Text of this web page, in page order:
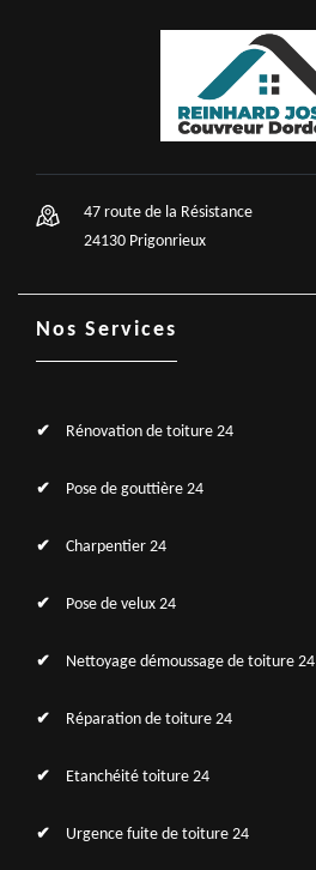
47 route de la Résistance
24130 Prigonrieux
Nos Services
Rénovation de toiture 24
Pose de gouttière 24
Charpentier 24
Pose de velux 24
Nettoyage démoussage de toiture 24
Réparation de toiture 24
Etanchéité toiture 24
Urgence fuite de toiture 24